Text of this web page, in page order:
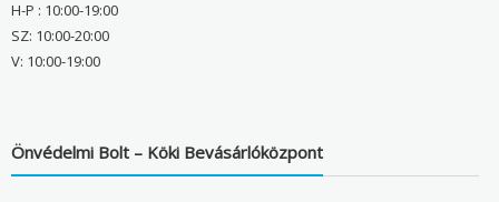
H-P : 10:00-19:00
SZ: 10:00-20:00
V: 10:00-19:00
Önvédelmi Bolt – Köki Bevásárlóközpont